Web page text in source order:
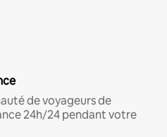
de voyageurs de
24h/24 pendant votre